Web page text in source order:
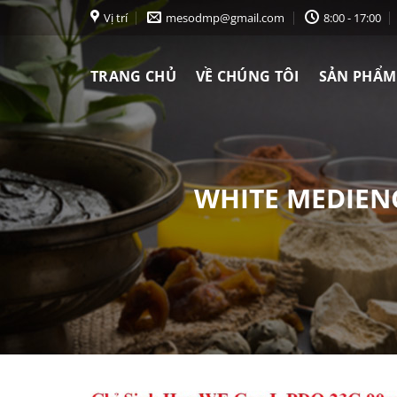
Chuyển
dung
Vị trí mesodmp@gmail.com 8:00 - 17:00
TRANG CHỦ VỀ CHÚNG TÔI SẢN PHẨM
WHITE